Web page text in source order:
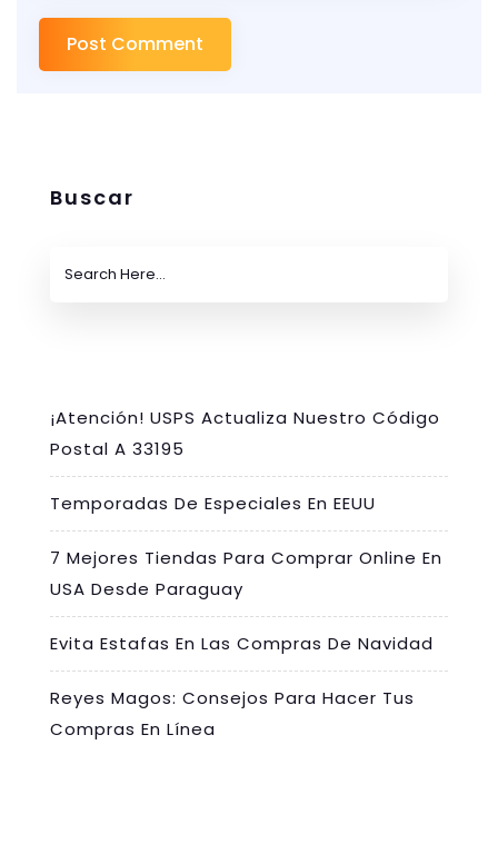
Buscar
¡Atención! USPS Actualiza Nuestro Código
Postal A 33195
Temporadas De Especiales En EEUU
7 Mejores Tiendas Para Comprar Online En
USA Desde Paraguay
Evita Estafas En Las Compras De Navidad
Reyes Magos: Consejos Para Hacer Tus
Compras En Línea